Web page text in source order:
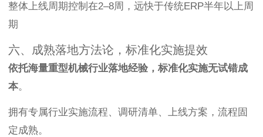
整体上线周期控制在2–8周，远快于传统ERP半年以上周
期
六、成熟落地方法论，标准化实施提效
依托海量重型机械行业落地经验，标准化实施无试错成
本。
拥有专属行业实施流程、调研清单、上线方案，流程固
定成熟。